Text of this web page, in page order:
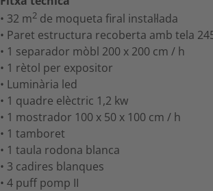
• 32 m2 de moqueta firal instal·lada
• Paret estructura recoberta amb tela
• 1 separador mòbl 200 x 200 cm / h
• 1 rètol per expositor
• Luminària led
• 1 quadre elèctric 1,2 kw
• 1 mostrador 100 x 50 x 100 cm / h
• 1 tamboret
• 1 taula rodona blanca
• 3 cadires blanques
• 4 puff pomp II